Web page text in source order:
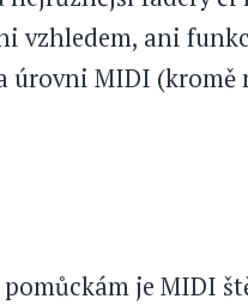
vzhledem, ani
úrovni MIDI
je MIDI